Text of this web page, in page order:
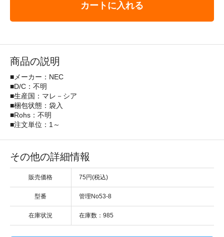
カートに入れる
商品の説明
■メーカー：NEC
■D/C：不明
■生産国：マレ－シア
■梱包状態：袋入
■Rohs：不明
■注文単位：1～
その他の詳細情報
販売価格 75円(税込)
型番 管理No53-8
在庫状況 在庫数：985